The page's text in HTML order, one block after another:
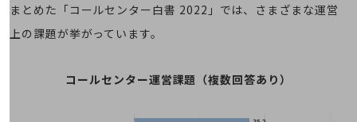
一次産業
まとめた「コールセンター白書 2022」では、さまざまな運営
上の課題が挙がっています。
コールセンター運営課題（複数回答あり）